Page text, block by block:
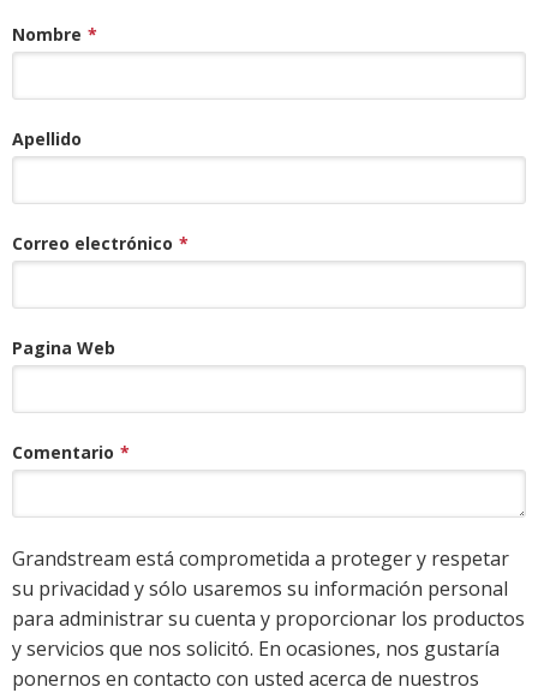
Nombre *
Apellido
Correo electrónico *
Pagina Web
Comentario *
Grandstream está comprometida a proteger y respetar
su privacidad y sólo usaremos su información personal
para administrar su cuenta y proporcionar los productos
y servicios que nos solicitó. En ocasiones, nos gustaría
ponernos en contacto con usted acerca de nuestros